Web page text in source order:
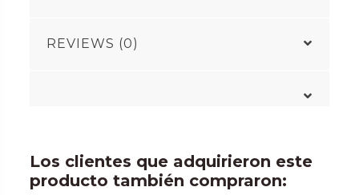
REVIEWS (0)
Los clientes que adquirieron este
producto también compraron: